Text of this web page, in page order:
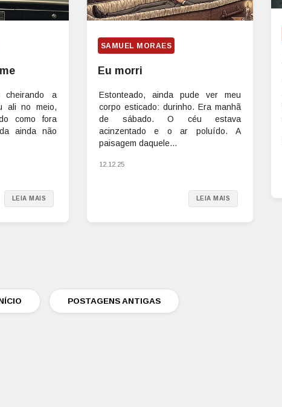
cheirando a
ali no meio,
como fora
ainda não
LEIA MAIS
SAMUEL MORAES
Eu morri
Estonteado, ainda pude ver meu
corpo esticado: durinho. Era manhã
de sábado. O céu estava
acinzentado e o ar poluído. A
paisagem daquele...
LEIA MAIS
12.12.25
POSTAGENS ANTIGAS